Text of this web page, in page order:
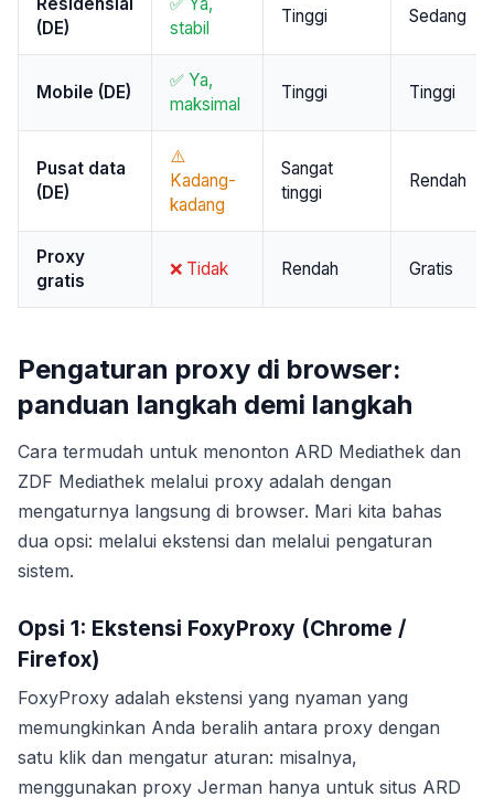
(DE)
stabil
Tinggi Sedang
Mobile (DE)
✅ Ya,
maksimal
Tinggi Tinggi
Pusat data
(DE)
⚠️
Kadang-
kadang
Sangat
tinggi
Rendah
Proxy
gratis
❌ Tidak Rendah Gratis
Pengaturan proxy di browser:
panduan langkah demi langkah
Cara termudah untuk menonton ARD Mediathek dan
ZDF Mediathek melalui proxy adalah dengan
mengaturnya langsung di browser. Mari kita bahas
dua opsi: melalui ekstensi dan melalui pengaturan
sistem.
Opsi 1: Ekstensi FoxyProxy (Chrome /
Firefox)
FoxyProxy adalah ekstensi yang nyaman yang
memungkinkan Anda beralih antara proxy dengan
satu klik dan mengatur aturan: misalnya,
menggunakan proxy Jerman hanya untuk situs ARD